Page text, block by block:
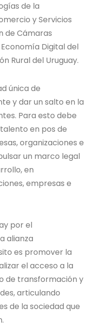
de la
y Servicios
de Cámaras
Digital del
Rural del Uruguay.
única de
y dar un salto en la
Para esto debe
en pos de
organizaciones e
un marco legal
en
empresas e
por el
alianza
es promover la
el acceso a la
de transformación y
articulando
de la sociedad que